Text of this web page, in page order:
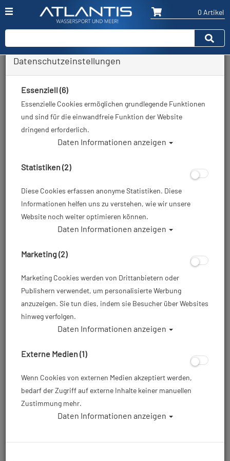
0 Artikel
Zurück
Nitrox Ventil M26x2
Artikelnr.: pol-12400
52,15 €*
Datenschutzeinstellungen
Essenziell (6)
Essenzielle Cookies ermöglichen grundlegende Funktionen
und sind für die einwandfreie Funktion der Website
dringend erforderlich.
Daten Informationen anzeigen
Statistiken (2)
Diese Cookies erfassen anonyme Statistiken. Diese
Informationen helfen uns zu verstehen, wie wir unsere
Website noch weiter optimieren können.
Daten Informationen anzeigen
Marketing (2)
Marketing Cookies werden von Drittanbietern oder
Publishern verwendet, um personalisierte Werbung
anzuzeigen. Sie tun dies, indem sie Besucher über Websites
hinweg verfolgen.
Daten Informationen anzeigen
Externe Medien (1)
Wenn Cookies von externen Medien akzeptiert werden,
bedarf der Zugriff auf externe Inhalte keiner manuellen
Zustimmung mehr.
Daten Informationen anzeigen